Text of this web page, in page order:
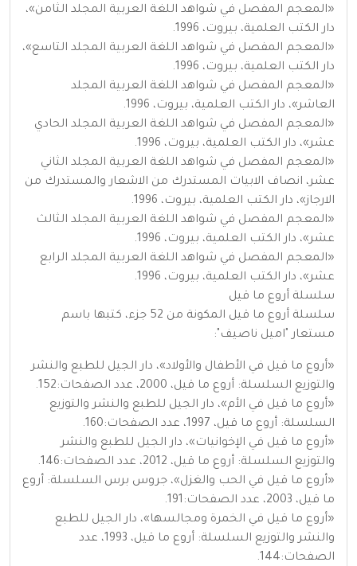
«المعجم المفصل في شواهد اللغة العربية المجلد الثامن»،
دار الكتب العلمية، بيروت، 1996.
«المعجم المفصل في شواهد اللغة العربية المجلد التاسع»،
دار الكتب العلمية، بيروت، 1996.
«المعجم المفصل في شواهد اللغة العربية المجلد
العاشر»، دار الكتب العلمية، بيروت، 1996.
«المعجم المفصل في شواهد اللغة العربية المجلد الحادي
عشر»، دار الكتب العلمية، بيروت، 1996.
«المعجم المفصل في شواهد اللغة العربية المجلد الثاني
عشر، انصاف الابيات المستدرك من الاشعار والمستدرك من
الارجاز»، دار الكتب العلمية، بيروت، 1996.
«المعجم المفصل في شواهد اللغة العربية المجلد الثالث
عشر»، دار الكتب العلمية، بيروت، 1996.
«المعجم المفصل في شواهد اللغة العربية المجلد الرابع
عشر»، دار الكتب العلمية، بيروت، 1996.
سلسلة أروع ما قيل
سلسلة أروع ما قيل المكونة من 52 جزء، كتبها باسم
مستعار "اميل ناصيف":
«أروع ما قيل في الأطفال والأولاد»، دار الجيل للطبع والنشر
والتوزيع السلسلة: أروع ما قيل، 2000، عدد الصفحات:152.
«أروع ما قيل في الأم»، دار الجيل للطبع والنشر والتوزيع
السلسلة: أروع ما قيل، 1997، عدد الصفحات:160.
«أروع ما قيل في الإخوانيات»، دار الجيل للطبع والنشر
والتوزيع السلسلة: أروع ما قيل، 2012، عدد الصفحات:146.
«أروع ما قيل في الحب والغزل»، جروس برس السلسلة: أروع
ما قيل، 2003، عدد الصفحات:191.
«أروع ما قيل في الخمرة ومجالسها»، دار الجيل للطبع
والنشر والتوزيع السلسلة: أروع ما قيل، 1993، عدد
الصفحات:144.